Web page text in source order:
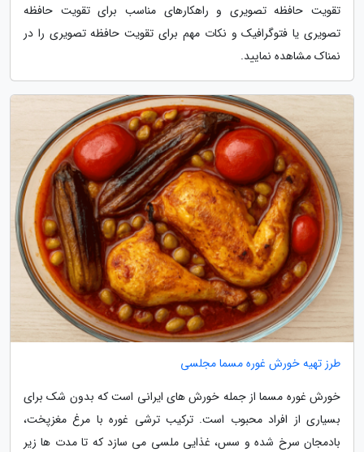
تقویت حافظه تصویری و راهکارهای مناسب برای تقویت حافظه
تصویری یا فتوگرافیک و نکات مهم برای تقویت حافظه تصویری را در
نمناک مشاهده نمایید.
طرز تهیه خورش غوره مسما مجلسی
خورش غوره مسما از جمله خورش های ایرانی است که بدون شک برای
بسیاری از افراد محبوب است. ترکیب ترشی غوره با مرغ مغزپخت،
بادمجان سرخ شده و سس، غذایی ملسی می سازد که تا مدت ها زیر